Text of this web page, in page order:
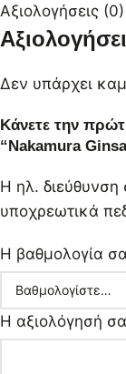
Αξιολογήσεις (0)
Δεν υπάρχει
Κάνετε την
“Nakamura
Η ηλ. διεύθυνση
υποχρεωτικά
Η βαθμολογία
Η αξιολόγησή